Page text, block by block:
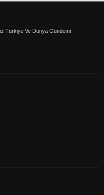
Türkiye Ve Dünya Gündemi